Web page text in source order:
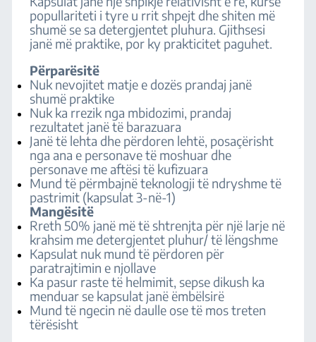
popullariteti i tyre u rrit shpejt dhe shiten më
shumë se sa detergjentet pluhura. Gjithsesi
janë më praktike, por ky prakticitet paguhet.
Përparësitë
Nuk nevojitet matje e dozës prandaj janë
shumë praktike
Nuk ka rrezik nga mbidozimi, prandaj
rezultatet janë të barazuara
Janë të lehta dhe përdoren lehtë, posaçërisht
nga ana e personave të moshuar dhe
personave me aftësi të kufizuara
Mund të përmbajnë teknologji të ndryshme të
pastrimit (kapsulat 3-në-1)
Mangësitë
Rreth 50% janë më të shtrenjta për një larje në
krahsim me detergjentet pluhur/ të lëngshme
Kapsulat nuk mund të përdoren për
paratrajtimin e njollave
Ka pasur raste të helmimit, sepse dikush ka
menduar se kapsulat janë ëmbëlsirë
Mund të ngecin në daulle ose të mos treten
tërësisht